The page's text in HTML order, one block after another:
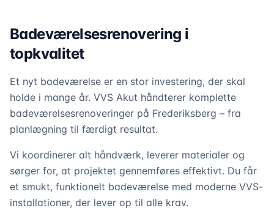
Badeværelsesrenovering i
topkvalitet
Et nyt badeværelse er en stor investering, der skal
holde i mange år. VVS Akut håndterer komplette
badeværelsesrenoveringer på Frederiksberg – fra
planlægning til færdigt resultat.
Vi koordinerer alt håndværk, leverer materialer og
sørger for, at projektet gennemføres effektivt. Du får
et smukt, funktionelt badeværelse med moderne VVS-
installationer, der lever op til alle krav.